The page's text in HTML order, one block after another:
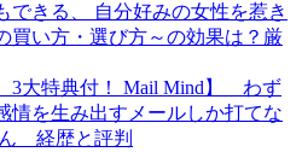
できる、 自分好みの女性を惹き
買い方・選び方～の効果は？厳
3大特典付！ Mail Mind】 わず
情を生み出すメールしか打てな
経歴と評判